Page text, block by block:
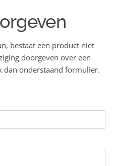
bestaat een product niet
doorgeven over een
dan onderstaand formulier.